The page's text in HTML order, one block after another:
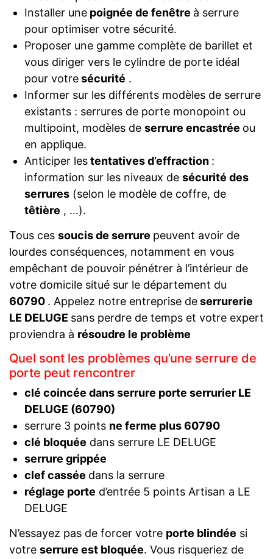
Installer unepoignée de fenêtre à serrure
pour optimiser votre sécurité.
Proposer une gamme complète de barillet et
vous diriger vers le cylindre de porte idéal
pour votresécurité .
Informer sur les différents modèles de serrure
existants : serrures de porte monopoint ou
multipoint, modèles de serrure encastrée ou
en applique.
Anticiper lestentatives d’effraction :
information sur les niveaux de sécurité des
serrures(selon le modèle de coffre, de
têtière , …).
Tous ces soucis de serrure peuvent avoir de
lourdes conséquences, notamment en vous
empêchant de pouvoir pénétrer à l’intérieur de
votre domicile situé sur le département du
60790 . Appelez notre entreprise deserrurerie
LE DELUGE sans perdre de temps et votre expert
proviendra à résoudre le problème
Quel sont les problèmes qu’une serrure de
porte peut rencontrer
clé coincée dans serrure porte serrurier LE
DELUGE (60790)
serrure 3 points ne ferme plus 60790
clé bloquée dans serrure LE DELUGE
serrure grippée
clef cassée dans la serrure
réglage porte d’entrée 5 points Artisan a LE
DELUGE
N’essayez pas de forcer votre porte blindée si
votre serrure est bloquée. Vous risqueriez de